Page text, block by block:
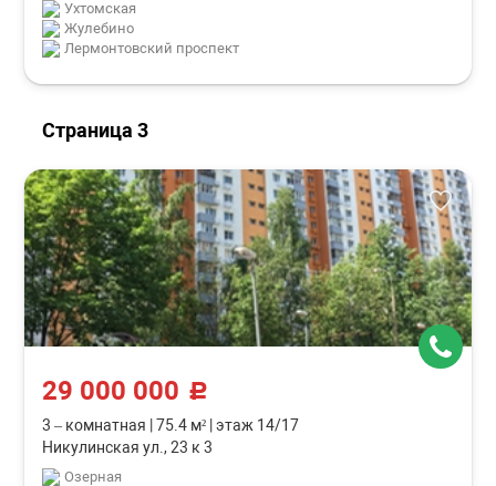
Ухтомская
Жулебино
Лермонтовский проспект
Страница 3
29 000 000 c
3 – комнатная 75.4 м² этаж 14/17
Никулинская ул., 23 к 3
Озерная